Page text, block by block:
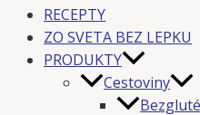
RECEPTY
ZO SVETA BEZ LEPKU
PRODUKTY
Cestoviny